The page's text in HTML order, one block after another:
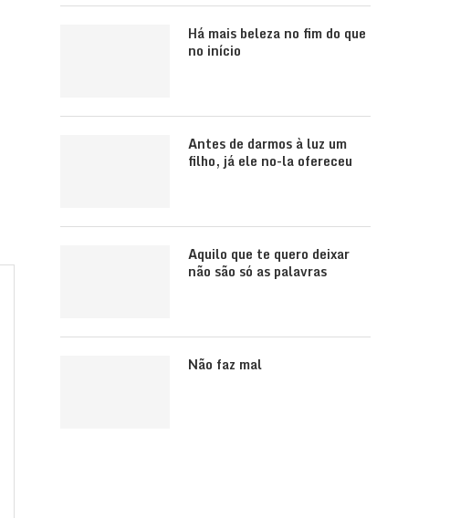
Há mais beleza no fim do que
no início
Antes de darmos à luz um
filho, já ele no-la ofereceu
Aquilo que te quero deixar
não são só as palavras
Não faz mal